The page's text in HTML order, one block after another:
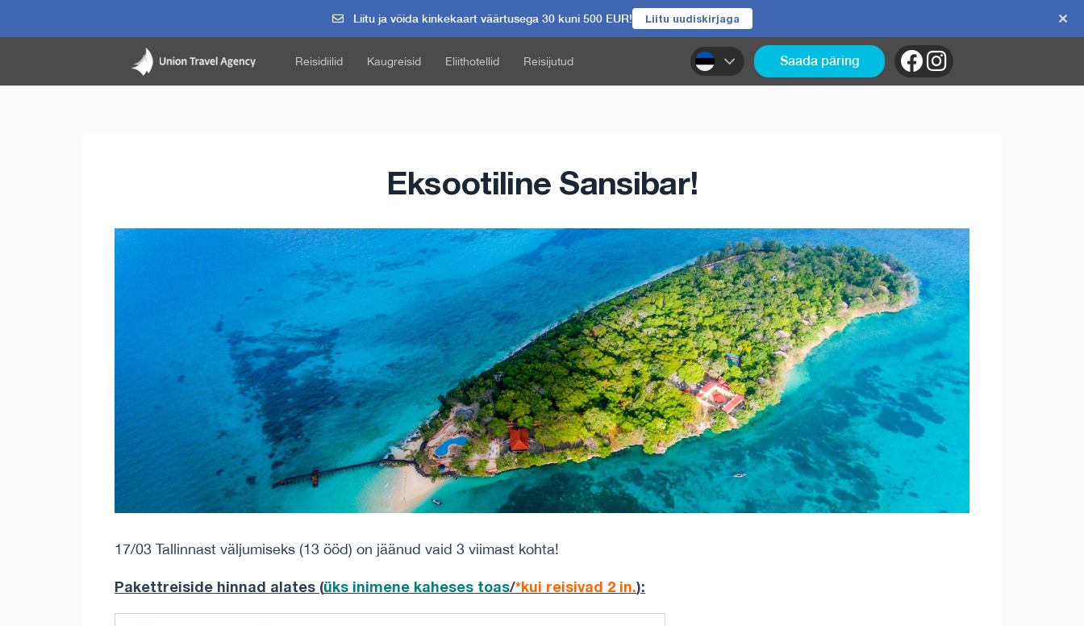
Liitu ja võida kinkekaart väärtusega 30 kuni 500 EUR! Liitu uudiskirjaga
Reisidiilid Kaugreisid Eliithotellid Reisijutud Saada päring
Eksootiline Sansibar!
17/03 Tallinnast väljumiseks (13 ööd) on jäänud vaid 3 viimast kohta!
Pakettreiside hinnad alates (üks inimene kaheses toas/*kui reisivad 2 in.):